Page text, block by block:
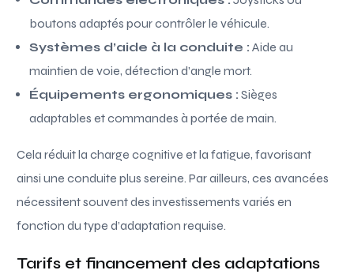
boutons adaptés pour contrôler le véhicule.
Systèmes d’aide à la conduite : Aide au
maintien de voie, détection d’angle mort.
Équipements ergonomiques : Sièges
adaptables et commandes à portée de main.
Cela réduit la charge cognitive et la fatigue, favorisant
ainsi une conduite plus sereine. Par ailleurs, ces avancées
nécessitent souvent des investissements variés en
fonction du type d’adaptation requise.
Tarifs et financement des adaptations